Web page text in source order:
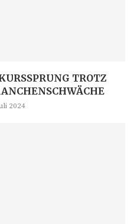
TROTZ
2024